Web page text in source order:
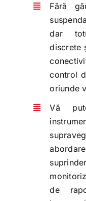
Fără
dar
discrete
control
oriunde
Vă
de